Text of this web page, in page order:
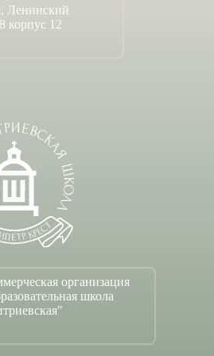
Ленинский
корпус 12
организация
школа